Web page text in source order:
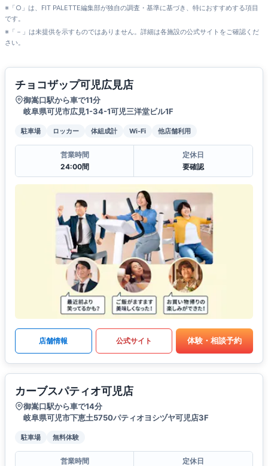
※「○」は、FIT PALETTE編集部が独自の調査・基準に基づき、特におすすめする項目
です。
※「－」は未提供を示すものではありません。詳細は各施設の公式サイトをご確認くだ
さい。
チョコザップ可児広見店
御嵩口駅から車で11分
岐阜県可児市広見1-34-1可児三洋堂ビル1F
駐車場 ロッカー 体組成計 Wi-Fi 他店舗利用
営業時間
24:00間
定休日
要確認
店舗情報 公式サイト 体験・相談予約
カーブスパティオ可児店
御嵩口駅から車で14分
岐阜県可児市下恵土5750パティオヨシヅヤ可児店3F
駐車場 無料体験
営業時間
定休日